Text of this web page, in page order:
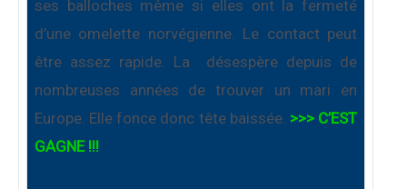
ses balloches même si elles ont la fermeté
d’une omelette norvégienne. Le contact peut
être assez rapide. La
désespère depuis de
nombreuses années de trouver un mari en
Europe. Elle fonce donc tête baissée. >>> C’EST
GAGNE !!!